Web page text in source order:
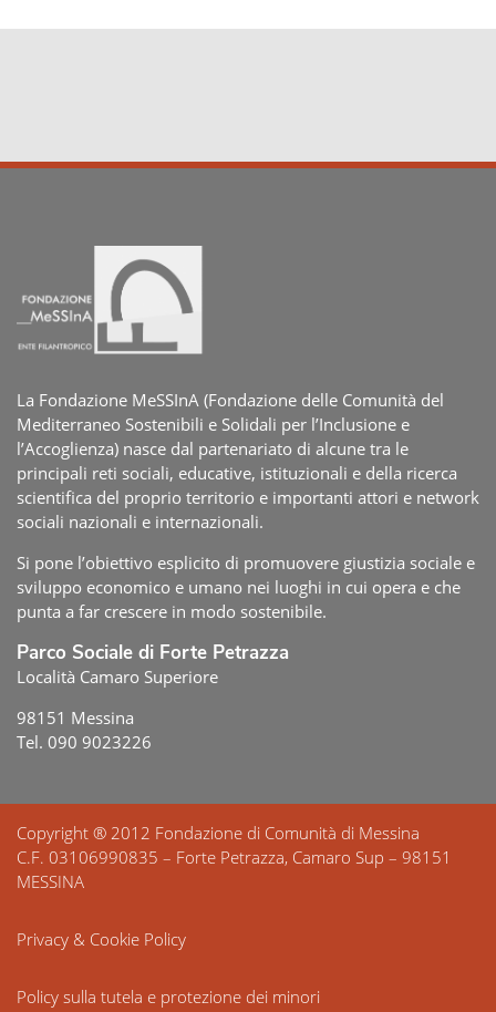
La Fondazione MeSSInA (Fondazione delle Comunità del
Mediterraneo Sostenibili e Solidali per l’Inclusione e
l’Accoglienza) nasce dal partenariato di alcune tra le
principali reti sociali, educative, istituzionali e della ricerca
scientifica del proprio territorio e importanti attori e network
sociali nazionali e internazionali.
Si pone l’obiettivo esplicito di promuovere giustizia sociale e
sviluppo economico e umano nei luoghi in cui opera e che
punta a far crescere in modo sostenibile.
Parco Sociale di Forte Petrazza
Località Camaro Superiore
98151 Messina
Tel. 090 9023226
Copyright ® 2012 Fondazione di Comunità di Messina
C.F. 03106990835 – Forte Petrazza, Camaro Sup – 98151
MESSINA
Privacy & Cookie Policy
Policy sulla tutela e protezione dei minori